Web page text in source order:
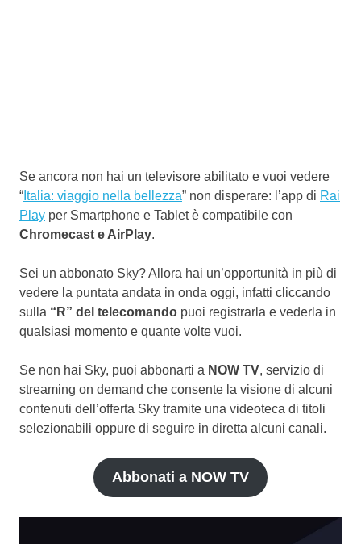
Se ancora non hai un televisore abilitato e vuoi vedere
“ Italia: viaggio nella bellezza” non disperare: l’app di Rai
Play per Smartphone e Tablet è compatibile con
Chromecast e AirPlay.
Sei un abbonato Sky? Allora hai un’opportunità in più di
vedere la puntata andata in onda oggi, infatti cliccando
sulla “R” del telecomando puoi registrarla e vederla in
qualsiasi momento e quante volte vuoi.
Se non hai Sky, puoi abbonarti a NOW TV, servizio di
streaming on demand che consente la visione di alcuni
contenuti dell’offerta Sky tramite una videoteca di titoli
selezionabili oppure di seguire in diretta alcuni canali.
Abbonati a NOW TV